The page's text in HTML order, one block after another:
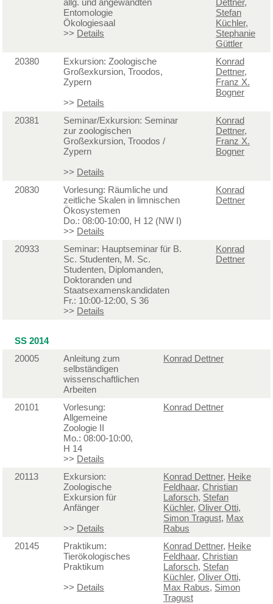
Entomologie
Ökologiesaal
>> Details
Stefan
Küchler,
Stephanie
Güttler
20380
Exkursion: Zoologische
Großexkursion, Troodos,
Zypern
>> Details
Konrad
Dettner,
Franz X.
Bogner
20381
Seminar/Exkursion: Seminar
zur zoologischen
Großexkursion, Troodos /
Zypern
>> Details
Konrad
Dettner,
Franz X.
Bogner
20830
Vorlesung: Räumliche und
zeitliche Skalen in limnischen
Ökosystemen
Do.: 08:00-10:00, H 12 (NW I)
>> Details
Konrad
Dettner
20933
Seminar: Hauptseminar für B.
Sc. Studenten, M. Sc.
Studenten, Diplomanden,
Doktoranden und
Staatsexamenskandidaten
Fr.: 10:00-12:00, S 36
>> Details
Konrad
Dettner
SS 2014
20005
Anleitung zum
selbständigen
wissenschaftlichen
Arbeiten
Konrad Dettner
20101
Vorlesung:
Allgemeine
Zoologie II
Mo.: 08:00-10:00,
H 14
>> Details
Konrad Dettner
20113
Exkursion:
Zoologische
Exkursion für
Anfänger
>> Details
Konrad Dettner, Heike
Feldhaar, Christian
Laforsch, Stefan
Küchler, Oliver Otti,
Simon Tragust, Max
Rabus
20145
Praktikum:
Tierökologisches
Praktikum
>> Details
Konrad Dettner, Heike
Feldhaar, Christian
Laforsch, Stefan
Küchler, Oliver Otti,
Max Rabus, Simon
Tragust